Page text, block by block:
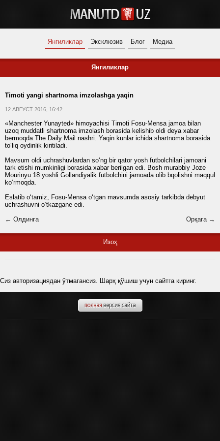
Янгиликлар Эксклюзив Блог Медиа
Янгиликлар
Timoti yangi shartnoma imzolashga yaqin
12 АВГУСТ 2016, 16:42
«Manchester Yunayted» himoyachisi Timoti Fosu-Mensa jamoa bilan
uzoq muddatli shartnoma imzolash borasida kelishib oldi deya xabar
bermoqda The Daily Mail nashri. Yaqin kunlar ichida shartnoma borasida
to‘liq oydinlik kiritiladi.
Mavsum oldi uchrashuvlardan so‘ng bir qator yosh futbolchilari jamoani
tark etishi mumkinligi borasida xabar berilgan edi. Bosh murabbiy Joze
Mourinyu 18 yoshli Gollandiyalik futbolchini jamoada olib bqolishni maqqul
ko‘rmoqda.
Eslatib o‘tamiz, Fosu-Mensa o‘tgan mavsumda asosiy tarkibda debyut
uchrashuvni o‘tkazgane edi.
← Олдинга
Орқага →
Изоҳ
Сиз авторизациядан ўтмагансиз. Шарҳ қўшиш учун сайтга киринг.